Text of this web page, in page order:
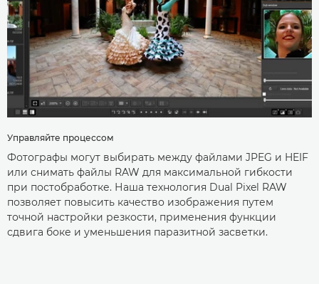
Управляйте процессом
Фотографы могут выбирать между файлами JPEG и HEIF
или снимать файлы RAW для максимальной гибкости
при постобработке. Наша технология Dual Pixel RAW
позволяет повысить качество изображения путем
точной настройки резкости, применения функции
сдвига боке и уменьшения паразитной засветки.